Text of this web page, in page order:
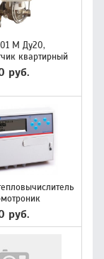
М Ду20,
квартирный
руб.
руб.